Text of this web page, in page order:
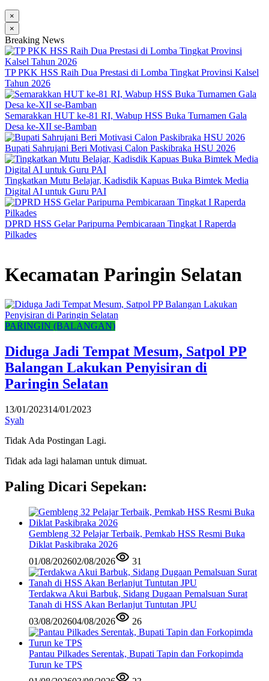
×
×
Breaking News
TP PKK HSS Raih Dua Prestasi di Lomba Tingkat Provinsi Kalsel
Tahun 2026
Semarakkan HUT ke-81 RI, Wabup HSS Buka Turnamen Gala
Desa ke-XII se-Bamban
Bupati Sahrujani Beri Motivasi Calon Paskibraka HSU 2026
Tingkatkan Mutu Belajar, Kadisdik Kapuas Buka Bimtek Media
Digital AI untuk Guru PAI
DPRD HSS Gelar Paripurna Pembicaraan Tingkat I Raperda
Pilkades
Kecamatan Paringin Selatan
PARINGIN (BALANGAN)
Diduga Jadi Tempat Mesum, Satpol PP
Balangan Lakukan Penyisiran di
Paringin Selatan
13/01/202314/01/2023
Syah
Tidak Ada Postingan Lagi.
Tidak ada lagi halaman untuk dimuat.
Paling Dicari Sepekan:
Gembleng 32 Pelajar Terbaik, Pemkab HSS Resmi Buka
Diklat Paskibraka 2026
01/08/202602/08/2026 31
Terdakwa Akui Barbuk, Sidang Dugaan Pemalsuan Surat
Tanah di HSS Akan Berlanjut Tuntutan JPU
03/08/202604/08/2026 26
Pantau Pilkades Serentak, Bupati Tapin dan Forkopimda
Turun ke TPS